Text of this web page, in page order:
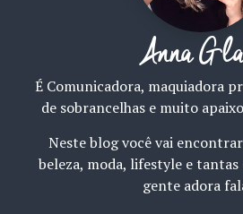
Anna
É Comunicadora, maquiadora
de sobrancelhas e muito
Neste blog você vai
beleza, moda, lifestyle e tantas
gente adora